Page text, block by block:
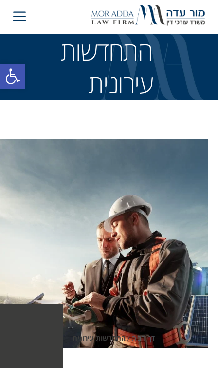
פתח
התחדשות
עירונית
דף הבית/התחדשות עירונית